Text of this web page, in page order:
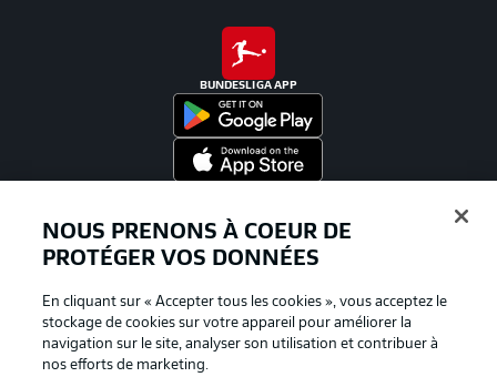
BUNDESLIGA APP
NOUS PRENONS À COEUR DE
PROTÉGER VOS DONNÉES
En cliquant sur « Accepter tous les cookies », vous acceptez le
stockage de cookies sur votre appareil pour améliorer la
navigation sur le site, analyser son utilisation et contribuer à
nos efforts de marketing.